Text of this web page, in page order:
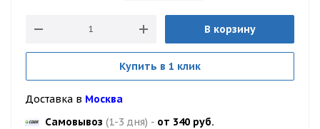
В корзину
Купить в 1 клик
Доставка в Москва
Самовывоз (1-3 дня) - от 340 руб.